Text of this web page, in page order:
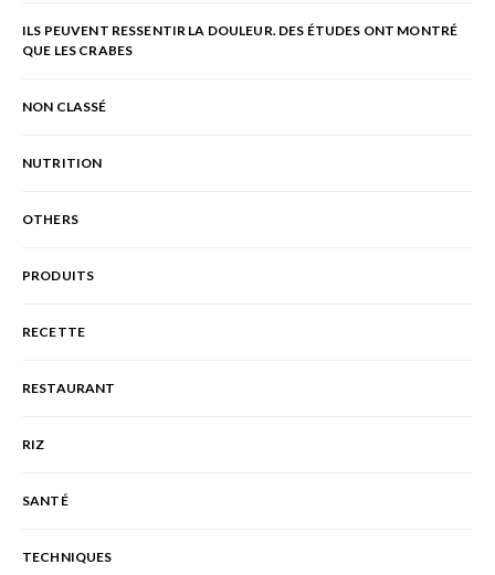
ILS PEUVENT RESSENTIR LA DOULEUR. DES ÉTUDES ONT MONTRÉ
QUE LES CRABES
NON CLASSÉ
NUTRITION
OTHERS
PRODUITS
RECETTE
RESTAURANT
RIZ
SANTÉ
TECHNIQUES